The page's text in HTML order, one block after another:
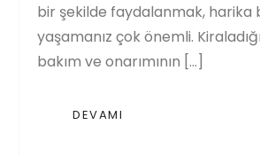
bir şekilde faydalanmak, harika
yaşamanız çok önemli.
bakım ve onarımının […]
DEVAMI